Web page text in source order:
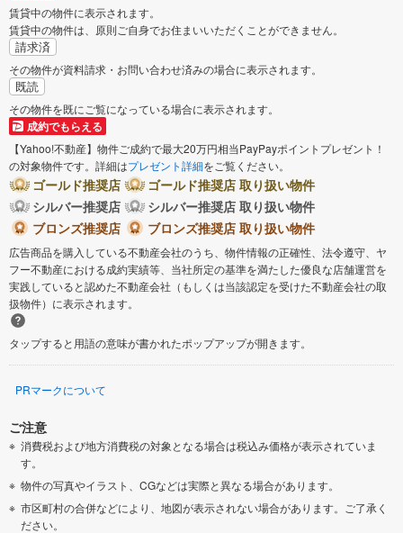
賃貸中の物件に表示されます。
賃貸中の物件は、原則ご自身でお住まいいただくことができません。
請求済
その物件が資料請求・お問い合わせ済みの場合に表示されます。
既読
その物件を既にご覧になっている場合に表示されます。
成約でもらえる
【Yahoo!不動産】物件ご成約で最大20万円相当PayPayポイントプレゼント！
の対象物件です。詳細はプレゼント詳細をご覧ください。
ゴールド推奨店
ゴールド推奨店 取り扱い物件
シルバー推奨店
シルバー推奨店 取り扱い物件
ブロンズ推奨店
ブロンズ推奨店 取り扱い物件
広告商品を購入している不動産会社のうち、物件情報の正確性、法令遵守、ヤ
フー不動産における成約実績等、当社所定の基準を満たした優良な店舗運営を
実践していると認めた不動産会社（もしくは当該認定を受けた不動産会社の取
扱物件）に表示されます。
タップすると用語の意味が書かれたポップアップが開きます。
PRマークについて
ご注意
消費税および地方消費税の対象となる場合は税込み価格が表示されていま
す。
物件の写真やイラスト、CGなどは実際と異なる場合があります。
市区町村の合併などにより、地図が表示されない場合があります。ご了承く
ださい。